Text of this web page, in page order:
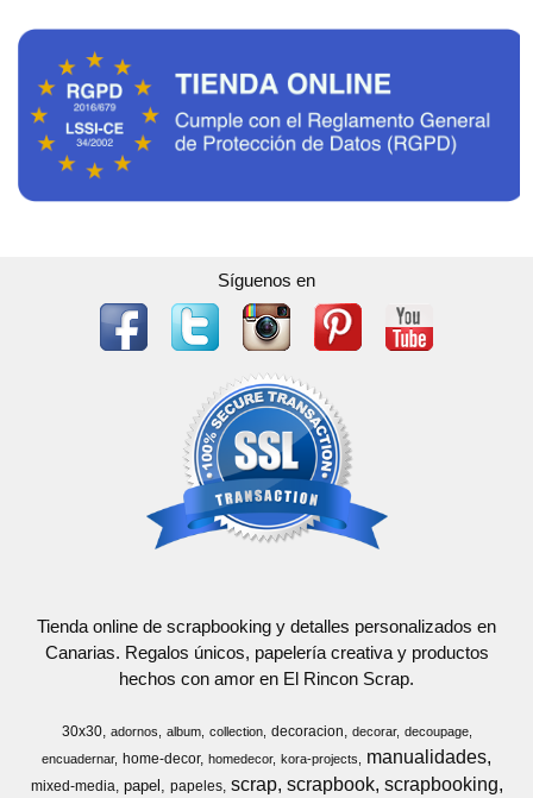
Síguenos en
Tienda online de scrapbooking y detalles personalizados en
Canarias. Regalos únicos, papelería creativa y productos
hechos con amor en El Rincon Scrap.
30x30 adornos album collection decoracion decorar
decoupage
encuadernar
home-decor homedecor kora-projects manualidades
mixed-media papel papeles scrap scrapbook scrapbooking